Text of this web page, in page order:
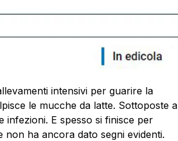
intensivi per guarire la
le mucche da latte. Sottoposte a
E spesso si finisce per
ha ancora dato segni evidenti.